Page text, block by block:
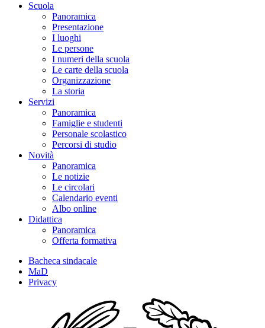
Scuola
Panoramica
Presentazione
I luoghi
Le persone
I numeri della scuola
Le carte della scuola
Organizzazione
La storia
Servizi
Panoramica
Famiglie e studenti
Personale scolastico
Percorsi di studio
Novità
Panoramica
Le notizie
Le circolari
Calendario eventi
Albo online
Didattica
Panoramica
Offerta formativa
Bacheca sindacale
MaD
Privacy